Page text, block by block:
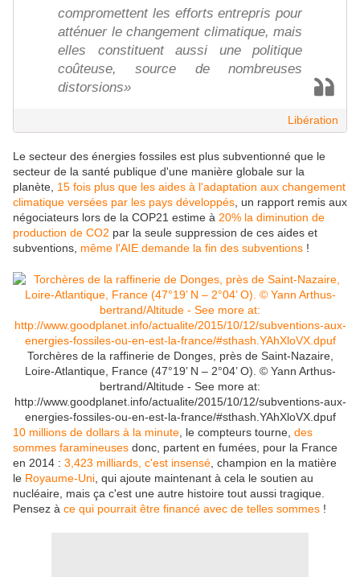
compromettent les efforts entrepris pour
atténuer le changement climatique, mais
elles constituent aussi une politique
coûteuse, source de nombreuses
distorsions»
Libération
Le secteur des énergies fossiles est plus subventionné que le
secteur de la santé publique d'une manière globale sur la
planète, 15 fois plus que les aides à l'adaptation aux changement
climatique versées par les pays développés , un rapport remis aux
négociateurs lors de la COP21 estime à 20% la diminution de
production de CO2 par la seule suppression de ces aides et
subventions, même l'AIE demande la fin des subventions !
Torchères de la raffinerie de Donges, près de Saint-Nazaire,
Loire-Atlantique, France (47°19’ N – 2°04’ O). © Yann Arthus-
bertrand/Altitude - See more at:
http://www.goodplanet.info/actualite/2015/10/12/subventions-aux-
energies-fossiles-ou-en-est-la-france/#sthash.YAhXloVX.dpuf
10 millions de dollars à la minute , le compteurs tourne, des
sommes faramineuses donc, partent en fumées, pour la France
en 2014 : 3,423 milliards, c'est insensé , champion en la matière
le Royaume-Uni , qui ajoute maintenant à cela le soutien au
nucléaire, mais ça c'est une autre histoire tout aussi tragique.
Pensez à ce qui pourrait être financé avec de telles sommes !